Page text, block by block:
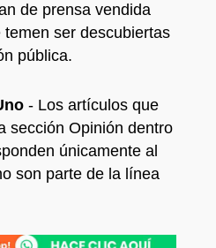
de prensa vendida
ser descubiertas
pública.
- Los artículos que
sección Opinión dentro
únicamente al
son parte de la línea